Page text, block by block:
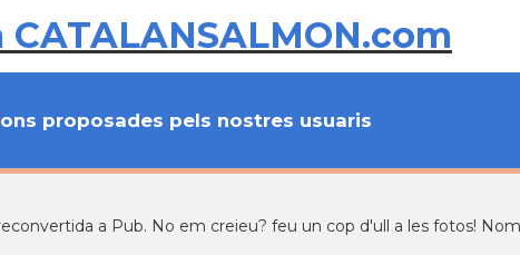
proposades pels nostres usuaris
a Pub. No em creieu? feu un cop d'ull a les fotos!